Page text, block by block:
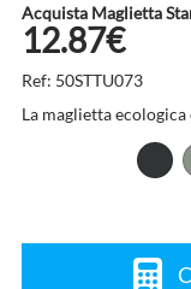
Acquista Maglietta
12.87€
Ref: 50STTU073
La maglietta